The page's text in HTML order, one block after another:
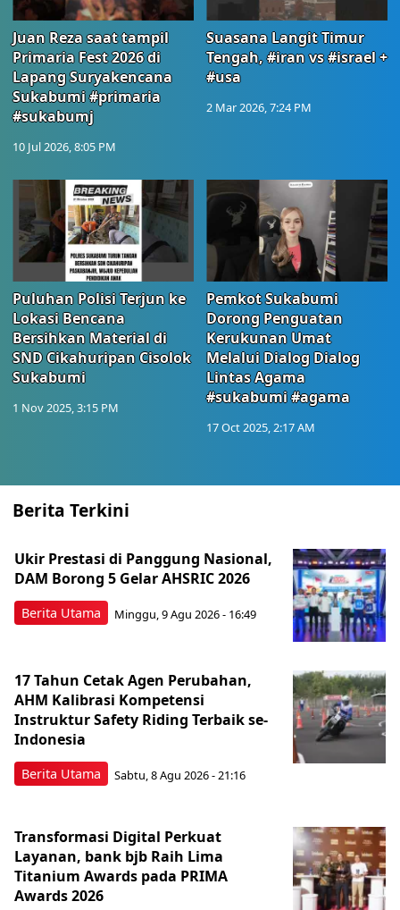
Juan Reza saat tampil
Primaria Fest 2026 di
Lapang Suryakencana
Sukabumi #primaria
#sukabumj
10 Jul 2026, 8:05 PM
Suasana Langit Timur
Tengah, #iran vs #israel +
#usa
2 Mar 2026, 7:24 PM
Puluhan Polisi Terjun ke
Lokasi Bencana
Bersihkan Material di
SND Cikahuripan Cisolok
Sukabumi
1 Nov 2025, 3:15 PM
Pemkot Sukabumi
Dorong Penguatan
Kerukunan Umat
Melalui Dialog Dialog
Lintas Agama
#sukabumi #agama
17 Oct 2025, 2:17 AM
Berita Terkini
Berita Utama
Ukir Prestasi di Panggung Nasional,
DAM Borong 5 Gelar AHSRIC 2026
Minggu, 9 Agu 2026 - 16:49
Berita Utama
17 Tahun Cetak Agen Perubahan,
AHM Kalibrasi Kompetensi
Instruktur Safety Riding Terbaik se-
Indonesia
Sabtu, 8 Agu 2026 - 21:16
Transformasi Digital Perkuat
Layanan, bank bjb Raih Lima
Titanium Awards pada PRIMA
Awards 2026